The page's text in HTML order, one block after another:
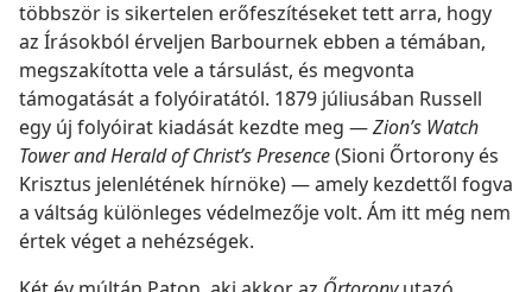
többször is sikertelen erőfeszítéseket tett arra, hogy
az Írásokból érveljen Barbournek ebben a témában,
megszakította vele a társulást, és megvonta
támogatását a folyóiratától. 1879 júliusában Russell
egy új folyóirat kiadását kezdte meg —Zion’s Watch
Tower and Herald of Christ’s Presence(Sioni Őrtorony és
Krisztus jelenlétének hírnöke) — amely kezdettől fogva
a váltság különleges védelmezője volt. Ám itt még nem
értek véget a nehézségek.